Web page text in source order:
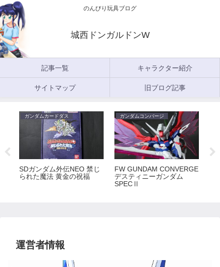
のんびり玩具ブログ
城西ドンガルドンW
記事一覧 キャラクター紹介
サイトマップ 旧ブログ記事
ガンダムカードダス
SDガンダム外伝NEO 禁じ
られた魔法 黄金の祝福
ガンダムコンバージ
FW GUNDAM CONVERGE
デスティニーガンダム
SPECⅡ
運営者情報